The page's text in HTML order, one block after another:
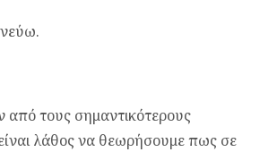
από τους σημαντικότερους
λάθος να θεωρήσουμε πως σε